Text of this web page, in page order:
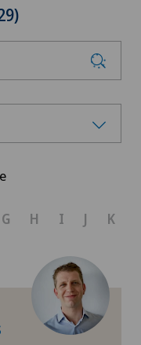
de la prostate)
G H I J K